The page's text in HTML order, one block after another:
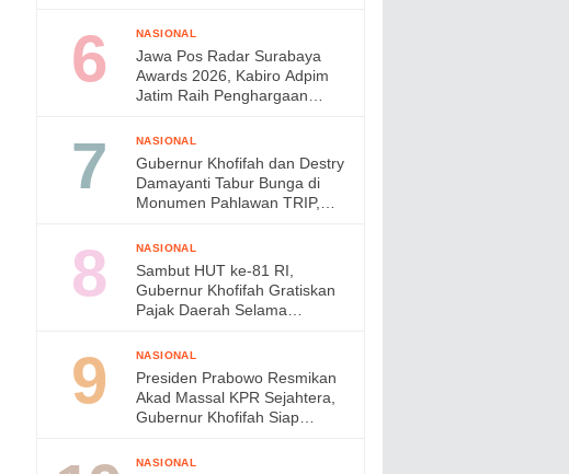
NASIONAL
Jawa Pos Radar Surabaya
Awards 2026, Kabiro Adpim
Jatim Raih Penghargaan
Inklusif
NASIONAL
Gubernur Khofifah dan Destry
Damayanti Tabur Bunga di
Monumen Pahlawan TRIP,
Kepahlawanan
NASIONAL
Sambut HUT ke-81 RI,
Gubernur Khofifah Gratiskan
Pajak Daerah Selama
NASIONAL
Presiden Prabowo Resmikan
Akad Massal KPR Sejahtera,
Gubernur Khofifah Siap
bagi MBR di Jawa Timur
NASIONAL